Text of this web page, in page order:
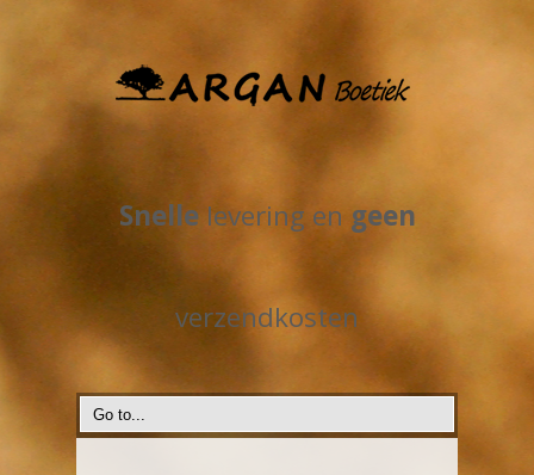
Snellelevering en geen
verzendkosten